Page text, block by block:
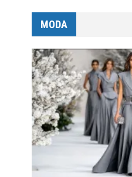
MODA